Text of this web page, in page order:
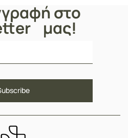
στο
μας!